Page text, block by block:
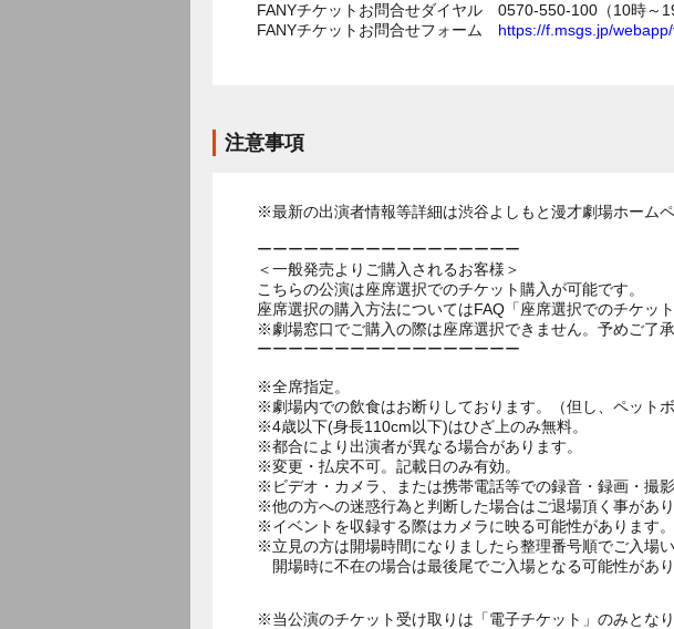
FANYチケットお問合せダイヤル 0570-550-100（10時～
FANYチケットお問合せフォーム https://f.msgs.jp/
注意事項
※最新の出演者情報等詳細は渋谷よしもと漫才劇場ホームペ
ーーーーーーーーーーーーーーーーー
＜一般発売よりご購入されるお客様＞
こちらの公演は座席選択でのチケット購入が可能です。
座席選択の購入方法についてはFAQ「座席選択でのチケッ
※劇場窓口でご購入の際は座席選択できません。予めご了承
ーーーーーーーーーーーーーーーーー
※全席指定。
※劇場内での飲食はお断りしております。（但し、ペットボ
※4歳以下(身長110cm以下)はひざ上のみ無料。
※都合により出演者が異なる場合があります。
※変更・払戻不可。記載日のみ有効。
※ビデオ・カメラ、または携帯電話等での録音・録画・撮影
※他の方への迷惑行為と判断した場合はご退場頂く事があり
※イベントを収録する際はカメラに映る可能性があります。
※立見の方は開場時間になりましたら整理番号順でご入場い
開場時に不在の場合は最後尾でご入場となる可能性があり
※当公演のチケット受け取りは「電子チケット」のみとなり